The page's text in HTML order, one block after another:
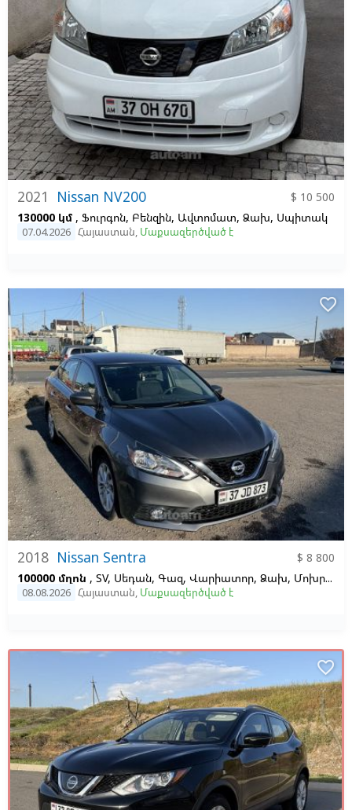
2021 Nissan NV200
$ 10 500
130000 կմ , Ֆուրգոն, Բենզին, Ավտոմատ, Ձախ, Սպիտակ
07.04.2026 Հայաստան, Մաքսազերծված է
2018 Nissan Sentra
$ 8 800
100000 մղոն , SV, Սեդան, Գազ, Վարիատոր, Ձախ, Մոխրագույն
08.08.2026 Հայաստան, Մաքսազերծված է
favorite_border
favorite_border